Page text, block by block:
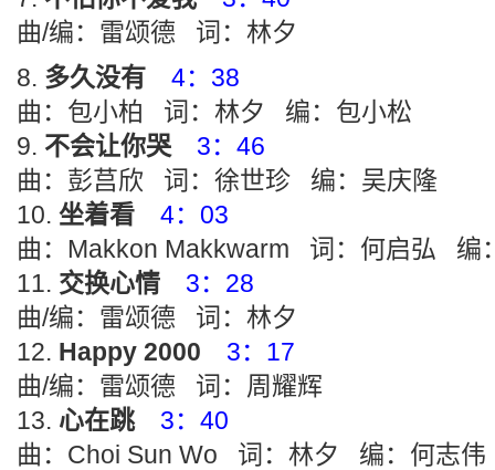
曲/编：雷颂德 词：林夕
多久没有
4：38
曲：包小柏 词：林夕 编：包小松
不会让你哭
3：46
曲：彭莒欣 词：徐世珍 编：吴庆隆
坐着看
4：03
曲：Makkon Makkwarm 词：何启弘 编
交换心情
3：28
曲/编：雷颂德 词：林夕
Happy 2000
3：17
曲/编：雷颂德 词：周耀辉
心在跳
3：40
曲：Choi Sun Wo 词：林夕 编：何志伟